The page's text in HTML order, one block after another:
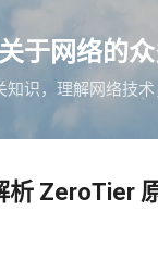
于网络的
识，理解网络技
析 ZeroTier